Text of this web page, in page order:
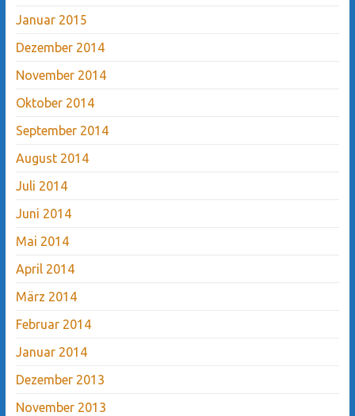
Januar 2015
Dezember 2014
November 2014
Oktober 2014
September 2014
August 2014
Juli 2014
Juni 2014
Mai 2014
April 2014
März 2014
Februar 2014
Januar 2014
Dezember 2013
November 2013